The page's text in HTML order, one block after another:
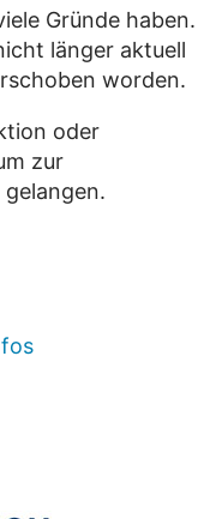
Gründe haben.
länger aktuell
worden.
oder
zur